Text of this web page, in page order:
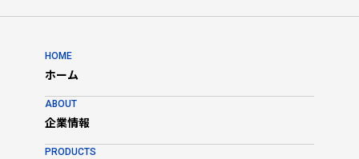
HOME
ホーム
ABOUT
企業情報
PRODUCTS